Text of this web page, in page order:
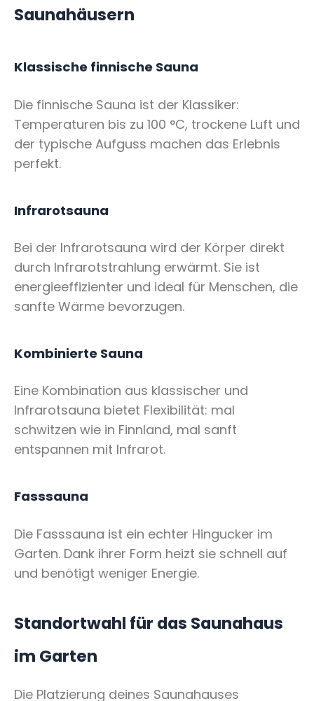
Saunahäusern
Klassische finnische Sauna
Die finnische Sauna ist der Klassiker:
Temperaturen bis zu 100 °C, trockene Luft und
der typische Aufguss machen das Erlebnis
perfekt.
Infrarotsauna
Bei der Infrarotsauna wird der Körper direkt
durch Infrarotstrahlung erwärmt. Sie ist
energieeffizienter und ideal für Menschen, die
sanfte Wärme bevorzugen.
Kombinierte Sauna
Eine Kombination aus klassischer und
Infrarotsauna bietet Flexibilität: mal
schwitzen wie in Finnland, mal sanft
entspannen mit Infrarot.
Fasssauna
Die Fasssauna ist ein echter Hingucker im
Garten. Dank ihrer Form heizt sie schnell auf
und benötigt weniger Energie.
Standortwahl für das Saunahaus
im Garten
Die Platzierung deines Saunahauses